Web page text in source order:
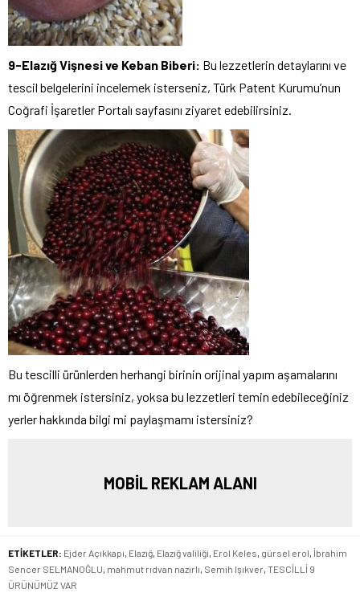
9-Elazığ Vişnesi ve Keban Biberi: Bu lezzetlerin detaylarını ve
tescil belgelerini incelemek isterseniz, Türk Patent Kurumu’nun
Coğrafi İşaretler Portalı sayfasını ziyaret edebilirsiniz.
Bu tescilli ürünlerden herhangi birinin orijinal yapım aşamalarını
mı öğrenmek istersiniz, yoksa bu lezzetleri temin edebileceğiniz
yerler hakkında bilgi mi paylaşmamı istersiniz?
MOBİL REKLAM ALANI
ETİKETLER: Ejder Açıkkapı, Elazığ, Elazığ valiliği, Erol Keles, gürsel erol, İbrahim
Sencer SELMANOĞLU, mahmut rıdvan nazırlı, Semih Işıkver, TESCİLLİ 9
ÜRÜNÜMÜZ VAR